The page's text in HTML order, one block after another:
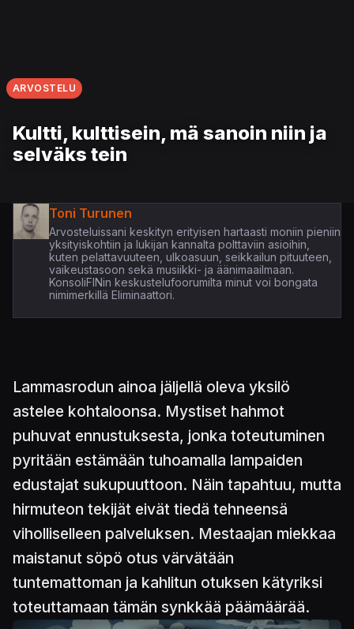
ARVOSTELU
Kultti, kulttisein, mä sanoin niin ja
selväks tein
Toni Turunen
Arvosteluissani keskityn erityisen hartaasti moniin pieniin
yksityiskohtiin ja lukijan kannalta polttaviin asioihin,
kuten pelattavuuteen, ulkoasuun, seikkailun pituuteen,
vaikeustasoon sekä musiikki- ja äänimaailmaan.
KonsoliFINin keskustelufoorumilta minut voi bongata
nimimerkillä Eliminaattori.
Lammasrodun ainoa jäljellä oleva yksilö
astelee kohtaloonsa. Mystiset hahmot
puhuvat ennustuksesta, jonka toteutuminen
pyritään estämään tuhoamalla lampaiden
edustajat sukupuuttoon. Näin tapahtuu, mutta
hirmuteon tekijät eivät tiedä tehneensä
viholliselleen palveluksen. Mestaajan miekkaa
maistanut söpö otus värvätään
tuntemattoman ja kahlitun otuksen kätyriksi
toteuttamaan tämän synkkää päämäärää.